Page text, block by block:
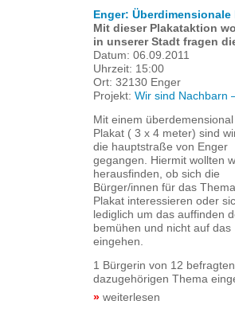
Enger:
Mit dieser Plakataktion
in unserer Stadt fragen
Datum: 06.09.2011
Uhrzeit: 15:00
Ort: 32130 Enger
Projekt: Wir sind Nachbarn
Mit einem
Plakat ( 3 x 4 meter) sind
die hauptstraße von Enger
gegangen. Hiermit wollten
herausfinden, ob sich die
Bürger/innen für das
Plakat interessieren oder
lediglich um das auffinden
bemühen und nicht auf das
eingehen.
1 Bürgerin von 12
dazugehörigen Thema
weiterlesen